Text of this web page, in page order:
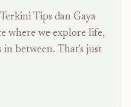
Tips dan Gaya
where we explore life,
in between. That's just